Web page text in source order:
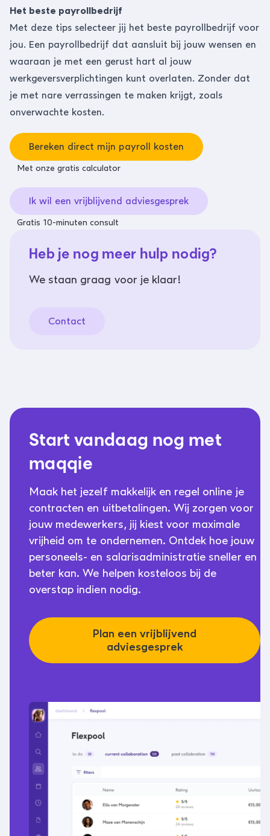
Het beste payrollbedrijf
Met deze tips selecteer jij het beste payrollbedrijf voor
jou. Een payrollbedrijf dat aansluit bij jouw wensen en
waaraan je met een gerust hart al jouw
werkgeversverplichtingen kunt overlaten. Zonder dat
je met nare verrassingen te maken krijgt, zoals
onverwachte kosten.
Bereken direct mijn payroll kosten
Met onze gratis calculator
Ik wil een vrijblijvend adviesgesprek
Gratis 10-minuten consult
Heb je nog meer hulp nodig?
We staan graag voor je klaar!
Contact
Start vandaag nog met
maqqie
Maak het jezelf makkelijk en regel online je
contracten en uitbetalingen. Wij zorgen voor
jouw medewerkers, jij kiest voor maximale
vrijheid om te ondernemen. Ontdek hoe jouw
personeels- en salarisadministratie sneller en
beter kan. We helpen kosteloos bij de
overstap indien nodig.
Plan een vrijblijvend
adviesgesprek